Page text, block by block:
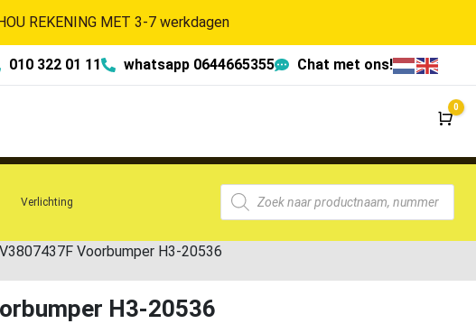
REKENING MET 3-7 werkdagen
010 322 01 11 whatsapp 0644665355 Chat met ons!
0
Verlichting
Voorbumper H3-20536
H3-20536